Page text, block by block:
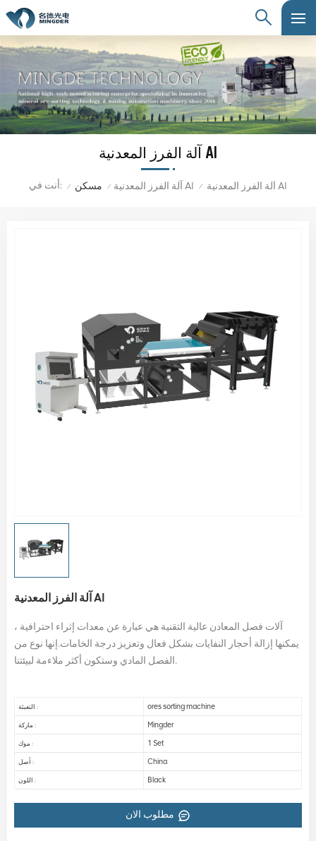
آلة الفرز المعدنية AI
أنت في: / مسكن / آلة الفرز المعدنية AI / آلة الفرز المعدنية AI
آلة الفرز المعدنية AI
آلات فصل المعادن عالية التقنية هي عبارة عن معدات إثراء احترافية ،
يمكنها إزالة أحجار النفايات بشكل فعال وتعزيز درجة الخامات.إنها نوع من
الفصل المادي وستكون أكثر ملاءمة لبيئتنا.
التعبئة : ores sorting machine
ماركة : Mingder
موك : 1 Set
أصل : China
اللون : Black